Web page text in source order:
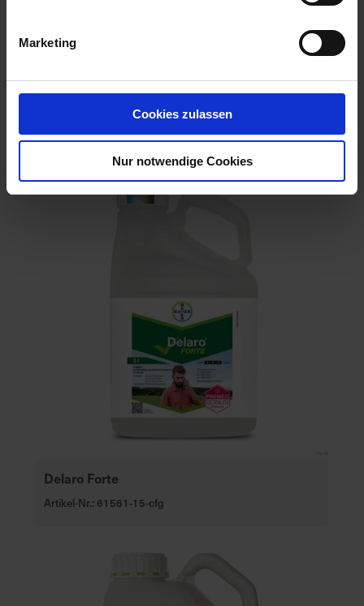
Marketing
Cookies zulassen
Nur notwendige Cookies
Artikel-Nr.: 60885-04-cfg
Ähnliche Produkte
Delaro Forte
Artikel-Nr.: 61561-15-cfg